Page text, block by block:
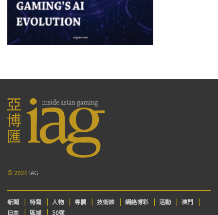
© 2026 IAG
新聞 特寫 人物 專欄 技術談 網絡博彩 活動
澳門
日本
區域 50强